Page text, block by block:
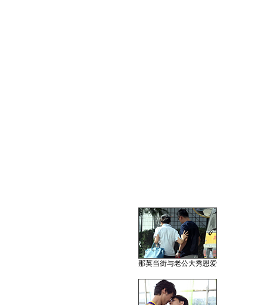
那英当街与老公大秀恩爱